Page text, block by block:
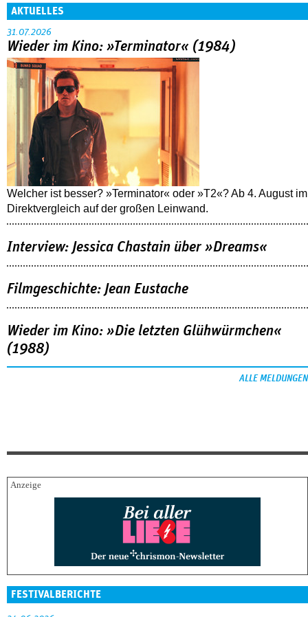
AKTUELLES
31.07.2026
Wieder im Kino: »Terminator« (1984)
Welcher ist besser? »Terminator« oder »T2«? Ab 4. August im
Direktvergleich auf der großen Leinwand.
Interview: Jessica Chastain über »Dreams«
Filmgeschichte: Jean Eustache
Wieder im Kino: »Die letzten Glühwürmchen«
(1988)
ALLE MELDUNGEN
FESTIVALBERICHTE